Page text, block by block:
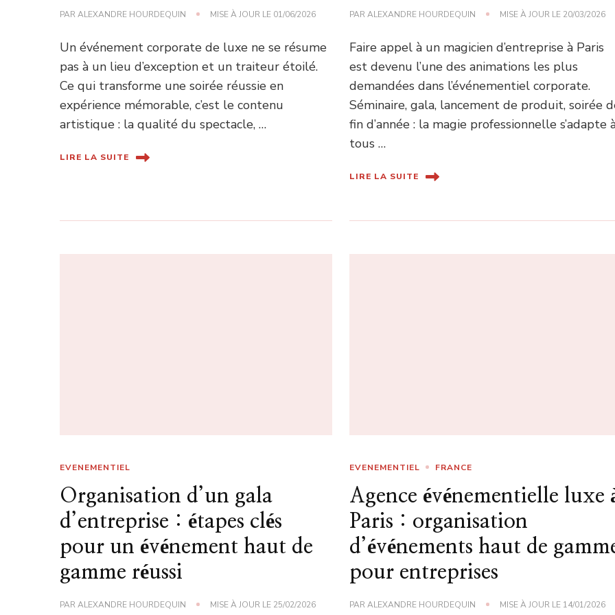
PARALEXANDRE HOURDEQUIN MISE À JOUR LE 01/06/2026
Un événement corporate de luxe ne se résume
pas à un lieu d’exception et un traiteur étoilé.
Ce qui transforme une soirée réussie en
expérience mémorable, c’est le contenu
artistique : la qualité du spectacle, …
LIRE LA SUITE
PARALEXANDRE HOURDEQUIN MISE À JOUR LE 20/03/2026
Faire appel à un magicien d’entreprise à Paris
est devenu l’une des animations les plus
demandées dans l’événementiel corporate.
Séminaire, gala, lancement de produit, soirée
fin d’année : la magie professionnelle s’adapte
tous …
LIRE LA SUITE
EVENEMENTIEL
Organisation d’un gala
d’entreprise : étapes clés
pour un événement haut de
gamme réussi
PARALEXANDRE HOURDEQUIN MISE À JOUR LE 25/02/2026
EVENEMENTIEL FRANCE
Agence événementielle luxe
Paris : organisation
d’événements haut de
pour entreprises
PARALEXANDRE HOURDEQUIN MISE À JOUR LE 14/01/2026